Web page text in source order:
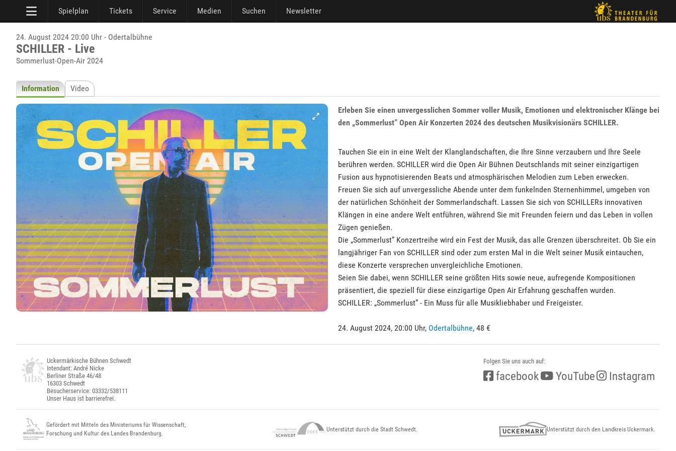
Spielplan Tickets Service Medien Suchen Newsletter
24. August 2024 20:00 Uhr - Odertalbühne
SCHILLER - Live
Sommerlust-Open-Air 2024
Information Video
Erleben Sie einen unvergesslichen Sommer voller Musik, Emotionen und elektronischer Klänge bei
den „Sommerlust” Open Air Konzerten 2024 des deutschen Musikvisionärs SCHILLER.
Tauchen Sie ein in eine Welt der Klanglandschaften, die Ihre Sinne verzaubern und Ihre Seele
berühren werden. SCHILLER wird die Open Air Bühnen Deutschlands mit seiner einzigartigen
Fusion aus hypnotisierenden Beats und atmosphärischen Melodien zum Leben erwecken.
Freuen Sie sich auf unvergessliche Abende unter dem funkelnden Sternenhimmel, umgeben von
der natürlichen Schönheit der Sommerlandschaft. Lassen Sie sich von SCHILLERs innovativen
Klängen in eine andere Welt entführen, während Sie mit Freunden feiern und das Leben in vollen
Zügen genießen.
Die „Sommerlust” Konzertreihe wird ein Fest der Musik, das alle Grenzen überschreitet. Ob Sie ein
langjähriger Fan von SCHILLER sind oder zum ersten Mal in die Welt seiner Musik eintauchen,
diese Konzerte versprechen unvergleichliche Emotionen.
Seien Sie dabei, wenn SCHILLER seine größten Hits sowie neue, aufregende Kompositionen
präsentiert, die speziell für diese einzigartige Open Air Erfahrung geschaffen wurden.
SCHILLER: „Sommerlust” - Ein Muss für alle Musikliebhaber und Freigeister.
24. August 2024, 20:00 Uhr, Odertalbühne, 48 €
Uckermärkische Bühnen Schwedt
Intendant: André Nicke
Berliner Straße 46/48
16303 Schwedt
Besucherservice: 03332/538111
Unser Haus ist barrierefrei.
Folgen Sie uns auch auf:
facebook YouTube Instagram
Gefördert mit Mitteln des Ministeriums für Wissenschaft,
Forschung und Kultur des Landes Brandenburg.
Unterstützt durch die Stadt Schwedt. Unterstützt durch den Landkreis Uckermark.